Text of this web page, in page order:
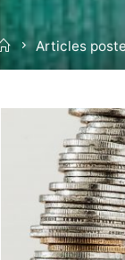
HomeArticles